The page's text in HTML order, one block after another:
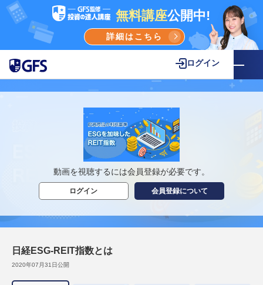
無料講座公開中!
詳細はこちら
ログイン
動画を視聴するには会員登録が必要です。
ログイン 会員登録について
日経ESG-REIT指数とは
2020年07月31日公開